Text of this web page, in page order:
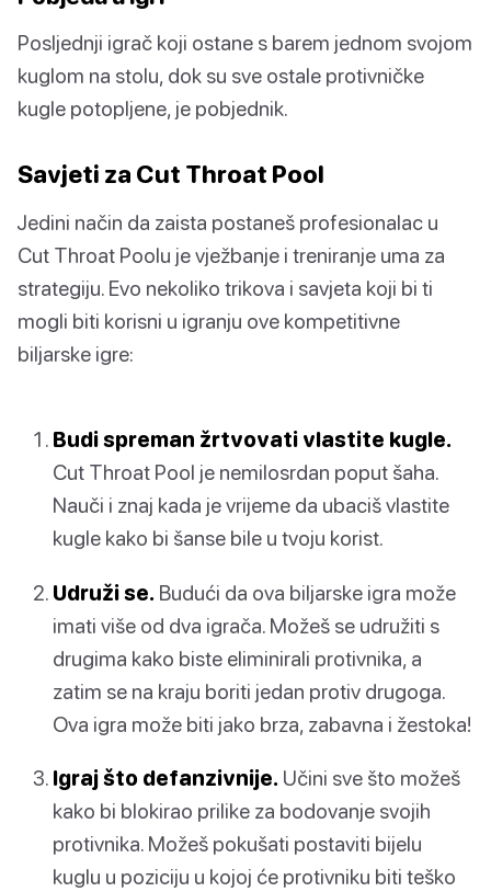
Posljednji igrač koji ostane s barem jednom svojom
kuglom na stolu, dok su sve ostale protivničke
kugle potopljene, je pobjednik.
Savjeti za Cut Throat Pool
Jedini način da zaista postaneš profesionalac u
Cut Throat Poolu je vježbanje i treniranje uma za
strategiju. Evo nekoliko trikova i savjeta koji bi ti
mogli biti korisni u igranju ove kompetitivne
biljarske igre:
Budi spreman žrtvovati vlastite kugle.
Cut Throat Pool je nemilosrdan poput šaha.
Nauči i znaj kada je vrijeme da ubaciš vlastite
kugle kako bi šanse bile u tvoju korist.
Udruži se. Budući da ova biljarske igra može
imati više od dva igrača. Možeš se udružiti s
drugima kako biste eliminirali protivnika, a
zatim se na kraju boriti jedan protiv drugoga.
Ova igra može biti jako brza, zabavna i žestoka!
Igraj što defanzivnije. Učini sve što možeš
kako bi blokirao prilike za bodovanje svojih
protivnika. Možeš pokušati postaviti bijelu
kuglu u poziciju u kojoj će protivniku biti teško